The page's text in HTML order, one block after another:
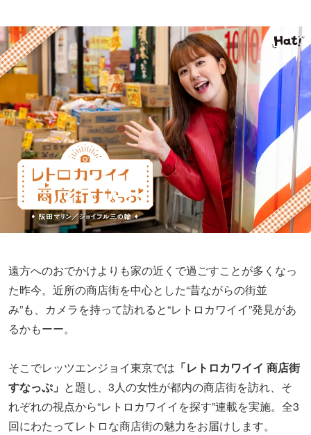
遠方へのおでかけよりも家の近くで過ごすことが多くなっ
た昨今。近所の商店街を中心とした“昔ながらの街並
み”も、カメラを持って訪れると“レトロカワイイ”発見があ
るかもーー。
そこでレッツエンジョイ東京では 「レトロカワイイ 商店街
すなっぷ」 と題し、3人の女性が都内の商店街を訪れ、そ
れぞれの視点から“レトロカワイイを探す”連載を実施。全3
回にわたってレトロな商店街の魅力をお届けします。